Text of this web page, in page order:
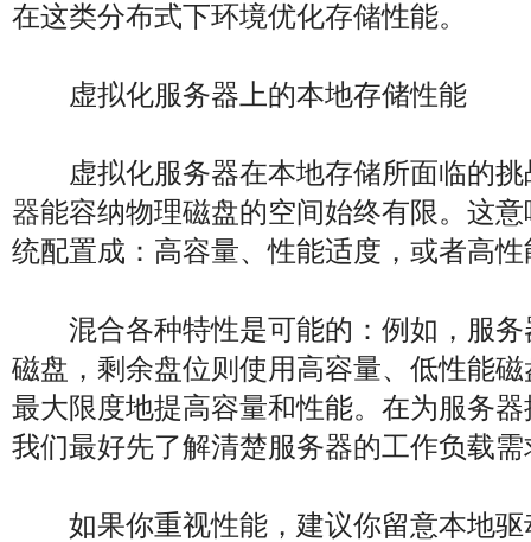
在这类分布式下环境优化存储性能。
虚拟化服务器上的本地存储性能
虚拟化服务器在本地存储所面临的挑
器能容纳物理磁盘的空间始终有限。这
统配置成：高容量、性能适度，或者高
混合各种特性是可能的：例如，服务
磁盘，剩余盘位则使用高容量、低性能
最大限度地提高容量和性能。在为服务
我们最好先了解清楚服务器的工作负载
如果你重视性能，建议你留意本地驱